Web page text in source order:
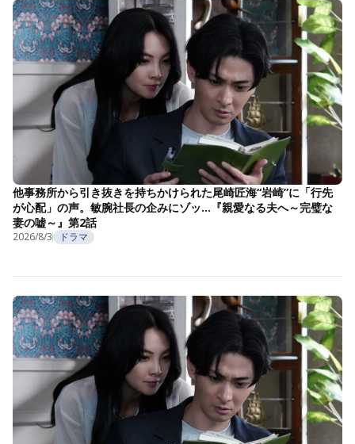
他事務所から引き抜きを持ちかけられた尾崎匠海“岩崎”に「行先
が心配」の声。敏腕社長の企みにゾッ…『親愛なる夫へ～完璧な
妻の嘘～』第2話
2026/8/3 ドラマ